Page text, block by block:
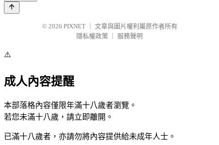
© 2026 PIXNET
文章與圖片權利屬原作者所有
隱私權政策
服務聲明
⚠️
成人內容提醒
本部落格內容僅限年滿十八歲者瀏覽。
若您未滿十八歲，請立即離開。
已滿十八歲者，亦請勿將內容提供給未成年人士。